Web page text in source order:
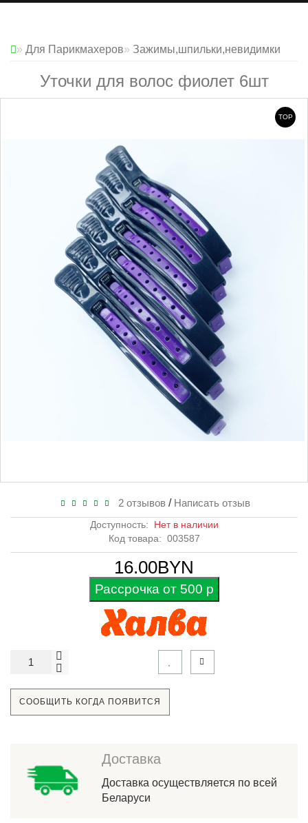
Для Парикмахеров Зажимы,шпильки,невидимки
Уточки для волос фиолет 6шт
TOP
2 отзывов / Написать отзыв
Доступность: Нет в наличии
Код товара: 003587
16.00BYN
Рассрочка от 500 р
СООБЩИТЬ КОГДА ПОЯВИТСЯ
Доставка
Доставка осуществляется по всей
Беларуси